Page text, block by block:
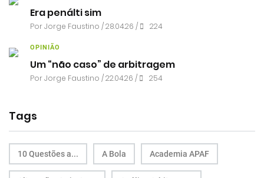
Era penálti sim
PorJorge Faustino / 28.04.26 / 224
OPINIÃO
Um “não caso” de arbitragem
PorJorge Faustino / 22.04.26 / 254
Tags
10 Questões a... A Bola Academia APAF